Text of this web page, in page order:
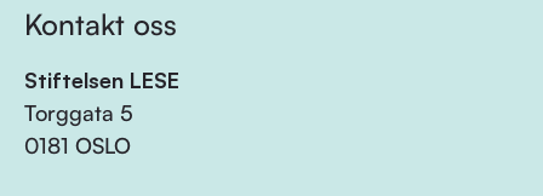
Kontakt oss
Stiftelsen LESE
Torggata 5
0181 OSLO